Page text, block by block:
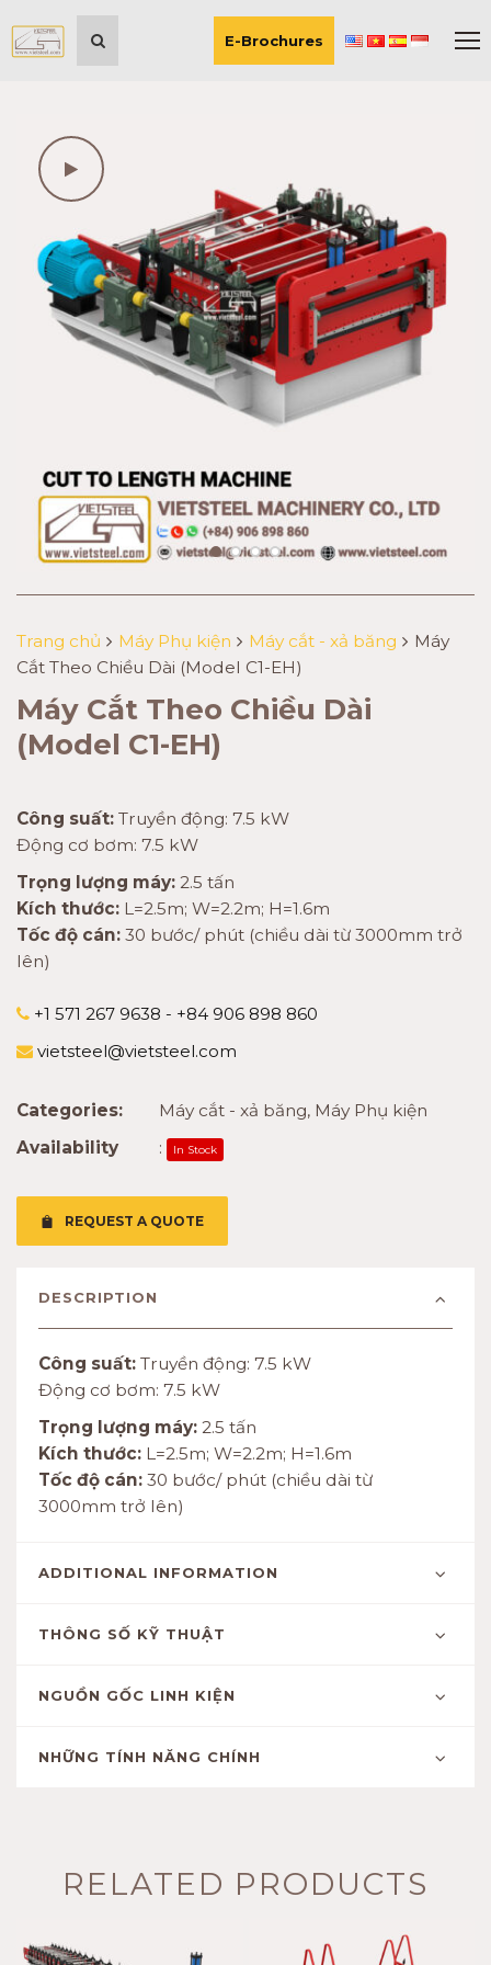
E-Brochures
Trang chủ Máy Phụ kiện Máy cắt - xả băng
Máy
Cắt Theo Chiều Dài (Model C1-EH)
Máy Cắt Theo Chiều Dài
(Model C1-EH)
Công suất: Truyền động: 7.5 kW
Động cơ bơm: 7.5 kW
Trọng lượng máy: 2.5 tấn
Kích thước: L=2.5m; W=2.2m; H=1.6m
Tốc độ cán: 30 bước/ phút (chiều dài từ 3000mm trở
lên)
REQUEST A QUOTE
+1 571 267 9638 - +84 906 898 860
vietsteel@vietsteel.com
Categories: Máy cắt - xả băng, Máy Phụ kiện
Availability
: In Stock
DESCRIPTION
Công suất: Truyền động: 7.5 kW
Động cơ bơm: 7.5 kW
Trọng lượng máy: 2.5 tấn
Kích thước: L=2.5m; W=2.2m; H=1.6m
Tốc độ cán: 30 bước/ phút (chiều dài từ
3000mm trở lên)
ADDITIONAL INFORMATION
THÔNG SỐ KỸ THUẬT
NGUỒN GỐC LINH KIỆN
NHỮNG TÍNH NĂNG CHÍNH
RELATED PRODUCTS